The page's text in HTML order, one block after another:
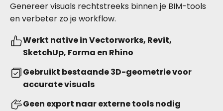
Genereer visuals rechtstreeks binnen je BIM-tools
en verbeter zo je workflow.
Werkt native in Vectorworks, Revit,
SketchUp, Forma en Rhino
Gebruikt bestaande 3D-geometrie voor
accurate visuals
Geen export naar externe tools nodig